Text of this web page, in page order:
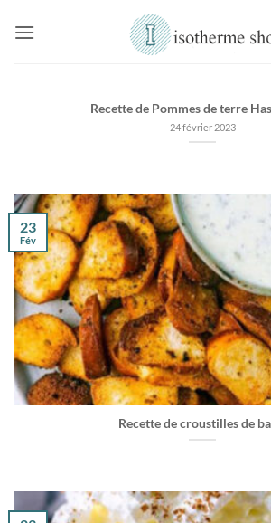
Recette de Pommes de terre
24 février 2023
Recette de croustilles de
23
Fév